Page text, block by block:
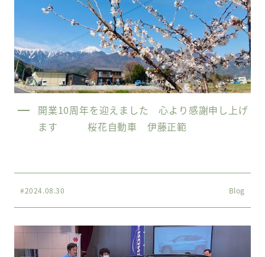
開業10周年を迎えました 心より感謝申し上げ
ます 桜花自動車 伊藤正範
#2024.08.30 Blog